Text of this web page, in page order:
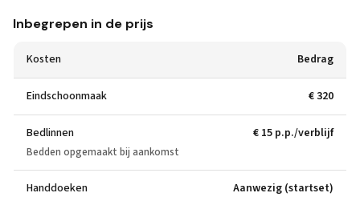
Inbegrepen in de prijs
Kosten Bedrag
Eindschoonmaak € 320
Bedlinnen
Bedden opgemaakt bij aankomst
€ 15 p.p./verblijf
Handdoeken Aanwezig (startset)